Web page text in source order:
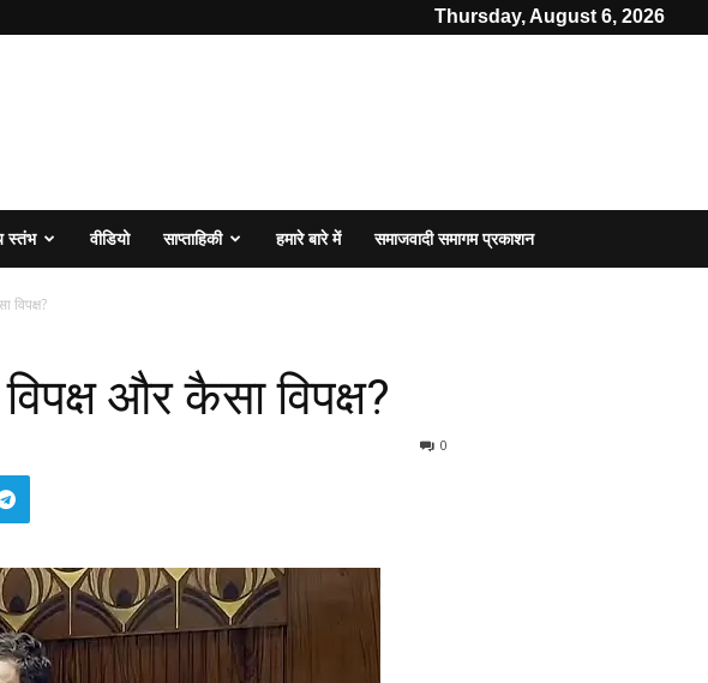
Thursday, August 6, 2026
स्तंभ वीडियो साप्ताहिकी हमारे बारे में समाजवादी समागम प्रकाशन
विपक्ष?
और कैसा विपक्ष?
0